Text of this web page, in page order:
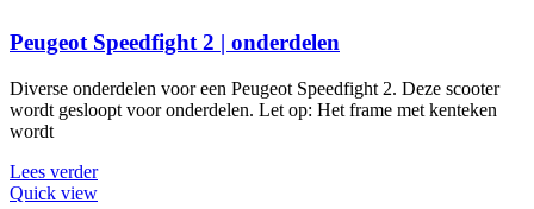
Peugeot Speedfight 2 | onderdelen
Diverse onderdelen voor een Peugeot Speedfight 2. Deze scooter
wordt gesloopt voor onderdelen. Let op: Het frame met kenteken
wordt
Lees verder
Quick view